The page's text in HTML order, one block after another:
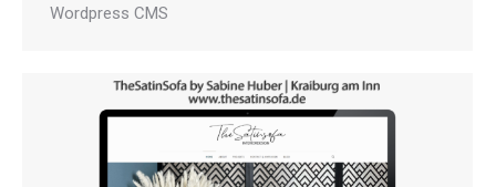
Wordpress CMS